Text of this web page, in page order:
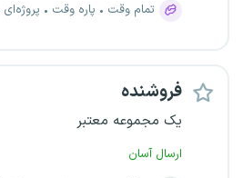
تمام وقت
پاره وقت پروژه‌ای
فروشنده
یک مجموعه معتبر
ارسال آسان